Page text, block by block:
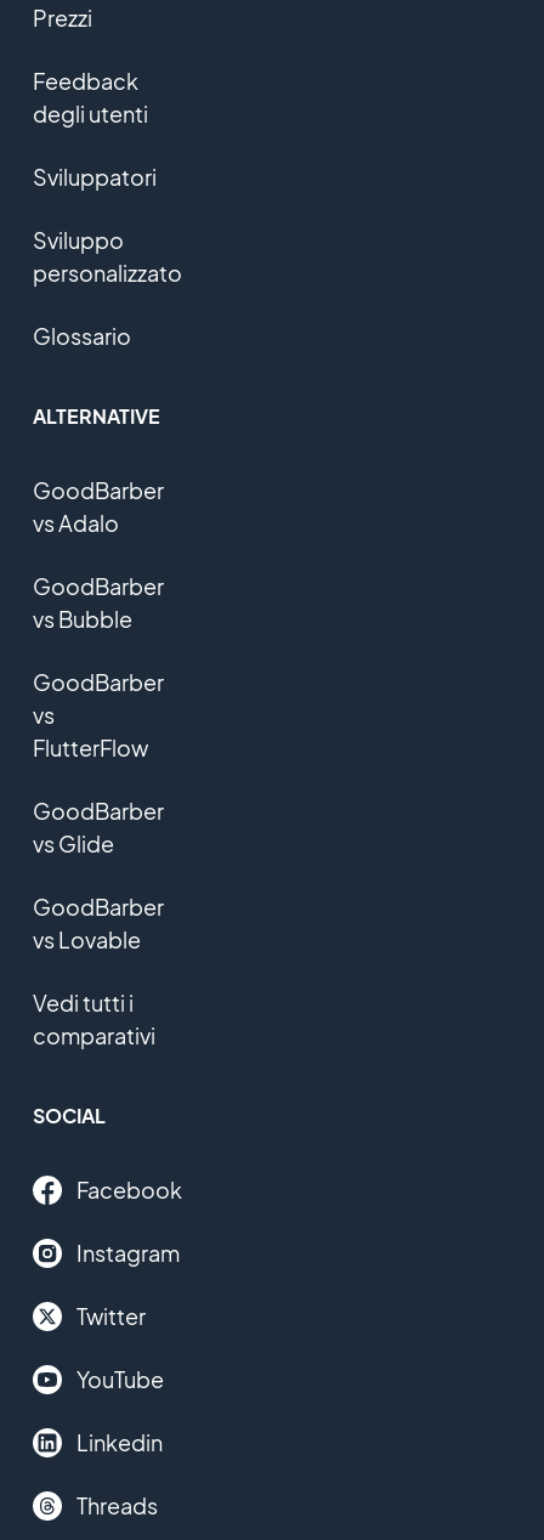
Prezzi
Feedback
degli utenti
Sviluppatori
Sviluppo
personalizzato
Glossario
ALTERNATIVE
GoodBarber
vs Adalo
GoodBarber
vs Bubble
GoodBarber
vs
FlutterFlow
GoodBarber
vs Glide
GoodBarber
vs Lovable
Vedi tutti i
comparativi
SOCIAL
Facebook
Instagram
Twitter
YouTube
Linkedin
Threads